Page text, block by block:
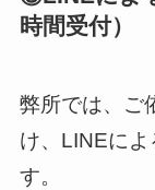
時間受付）
弊所では、ご
け、LINEに
す。